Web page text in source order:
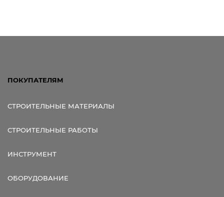
ПОКУПАТЕЛЯМ
СТРОИТЕЛЬНЫЕ МАТЕРИАЛЫ
СТРОИТЕЛЬНЫЕ РАБОТЫ
ИНСТРУМЕНТ
ОБОРУДОВАНИЕ